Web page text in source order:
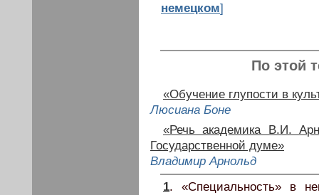
немецком]
По этой
«Обучение глупости в
Люсиана Боне
«Речь академика В.И.
Государственной думе»
Владимир Арнольд
1. «Специальность» в